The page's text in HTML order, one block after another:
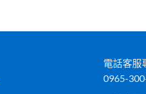
電話客服
0965-